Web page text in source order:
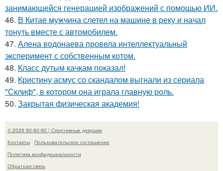
занимающейся генерацией изображений с помощью ИИ.
46. В Китае мужчина слетел на машине в реку и начал
тонуть вместе с автомобилем.
47. Алена водонаева провела интеллектуальный
эксперимент с собственным котом.
48. Класс дутым качкам показал!
49. Кристину асмус со скандалом выгнали из сериала
"Склиф", в котором она играла главную роль.
50. Закрытая физическая академия!
© 2026 90-60-90 | Спортивные девушки
Контакты
Пользовательское соглашение
Политика конфидециальности
Обратная связь